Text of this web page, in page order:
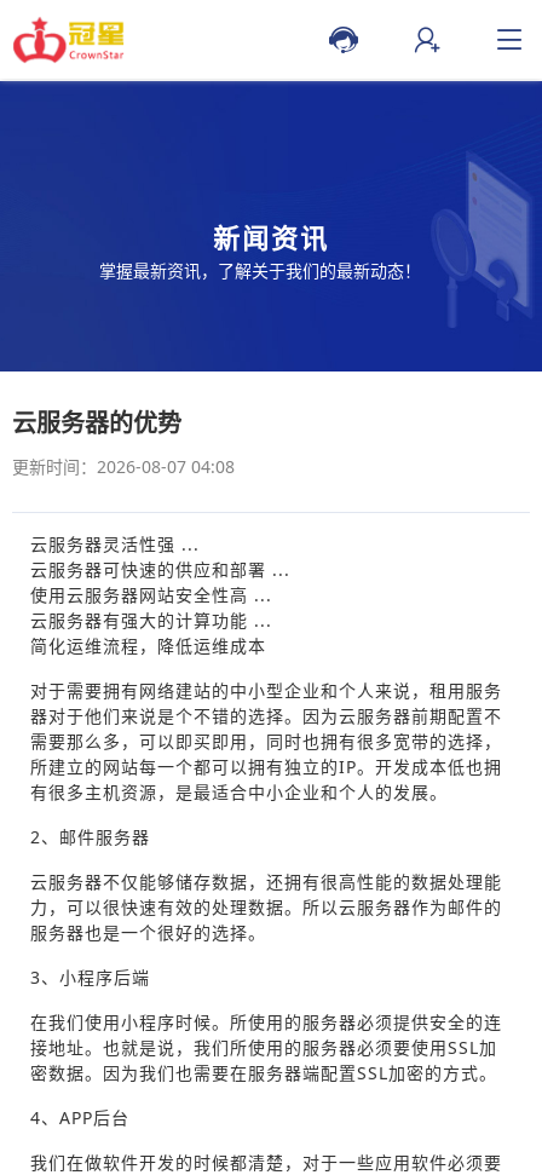
新闻资讯
掌握最新资讯，了解关于我们的最新动态！
云服务器的优势
更新时间：2026-08-07 04:08
云服务器灵活性强 ...
云服务器可快速的供应和部署 ...
使用云服务器网站安全性高 ...
云服务器有强大的计算功能 ...
简化运维流程，降低运维成本
对于需要拥有网络建站的中小型企业和个人来说，租用服务
器对于他们来说是个不错的选择。因为云服务器前期配置不
需要那么多，可以即买即用，同时也拥有很多宽带的选择，
所建立的网站每一个都可以拥有独立的IP。开发成本低也拥
有很多主机资源，是最适合中小企业和个人的发展。
2、邮件服务器
云服务器不仅能够储存数据，还拥有很高性能的数据处理能
力，可以很快速有效的处理数据。所以云服务器作为邮件的
服务器也是一个很好的选择。
3、小程序后端
在我们使用小程序时候。所使用的服务器必须提供安全的连
接地址。也就是说，我们所使用的服务器必须要使用SSL加
密数据。因为我们也需要在服务器端配置SSL加密的方式。
4、APP后台
我们在做软件开发的时候都清楚，对于一些应用软件必须要